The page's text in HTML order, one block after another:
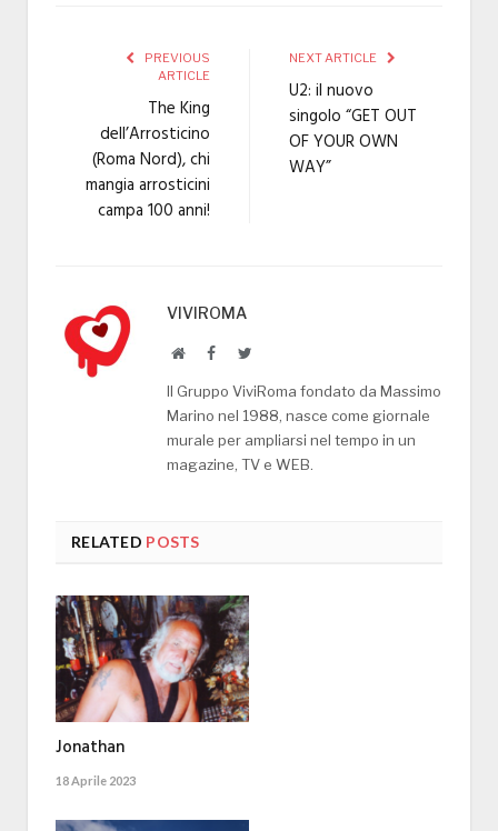
PREVIOUS
ARTICLE
The King
dell’Arrosticino
(Roma Nord), chi
mangia arrosticini
campa 100 anni!
NEXT ARTICLE
U2: il nuovo
singolo “GET OUT
OF YOUR OWN
WAY”
VIVIROMA
WebsiteFacebookTwitter
Il Gruppo ViviRoma fondato da Massimo
Marino nel 1988, nasce come giornale
murale per ampliarsi nel tempo in un
magazine, TV e WEB.
RELATED POSTS
Jonathan
18 Aprile 2023